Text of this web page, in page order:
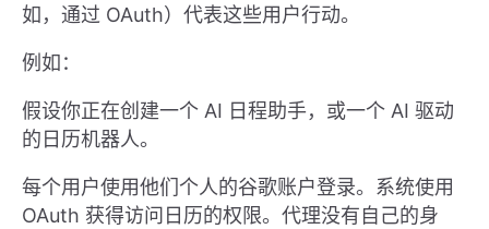
如，通过 OAuth）代表这些用户行动。
例如：
假设你正在创建一个 AI 日程助手，或一个 AI 驱动
的日历机器人。
每个用户使用他们个人的谷歌账户登录。系统使用
OAuth 获得访问日历的权限。代理没有自己的身